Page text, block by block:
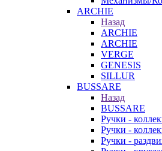
ARCHIE
Назад
ARCHIE
ARCHIE
VERGE
GENESIS
SILLUR
BUSSARE
Назад
BUSSARE
Ручки -
Ручки -
Ручки -